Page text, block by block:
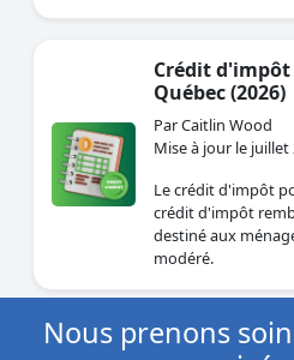
Crédit
Québec (2026)
Par Caitlin Wood
Mise à jour le juillet
Le crédit d'impôt
crédit d'impôt
destiné aux
modéré.
Prêts sans
Nous prenons